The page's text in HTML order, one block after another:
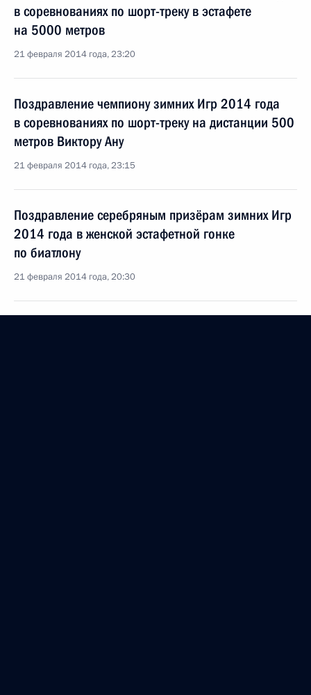
в соревнованиях по шорт-треку в эстафете
на 5000 метров
21 февраля 2014 года, 23:20
Поздравление чемпиону зимних Игр 2014 года
в соревнованиях по шорт-треку на дистанции 500
метров Виктору Ану
21 февраля 2014 года, 23:15
Поздравление серебряным призёрам зимних Игр
2014 года в женской эстафетной гонке
по биатлону
21 февраля 2014 года, 20:30